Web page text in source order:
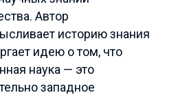
Автор
историю знания
идею о том, что
наука — это
западное